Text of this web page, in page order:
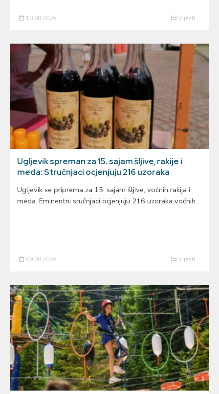
10.08.2026 Vijesti
Ugljevik spreman za 15. sajam šljive, rakije i
meda: Stručnjaci ocjenjuju 216 uzoraka
Ugljevik se priprema za 15. sajam šljive, voćnih rakija i
meda. Eminentni sručnjaci ocjenjuju 216 uzoraka voćnih…
09.08.2026 Vijesti